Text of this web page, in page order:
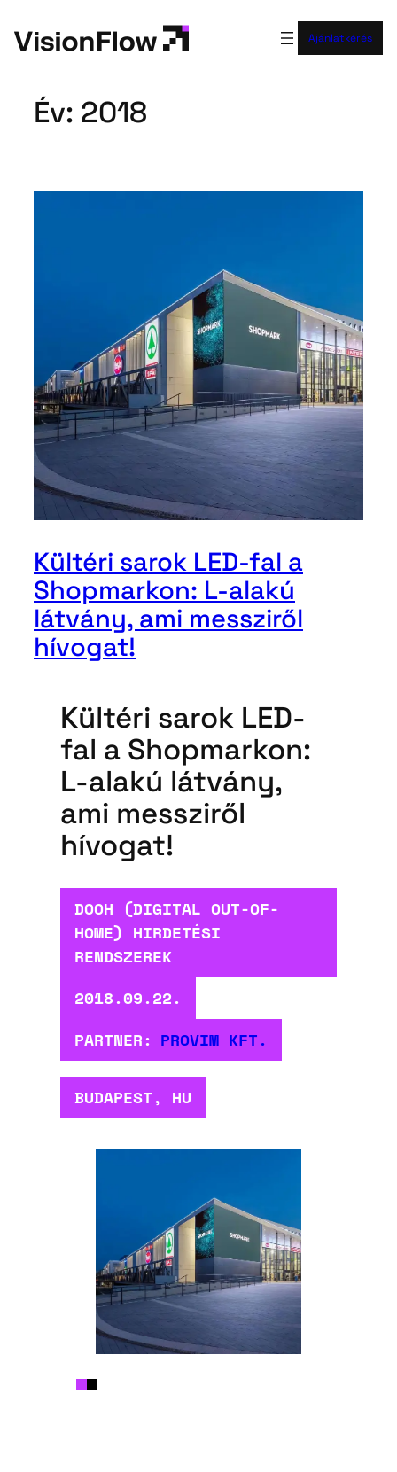
Ajánlatkérés
Év: 2018
Kültéri sarok LED-fal a
Shopmarkon: L-alakú
látvány, ami messziről
hívogat!
Kültéri sarok LED-
fal a Shopmarkon:
L-alakú látvány,
ami messziről
hívogat!
DOOH (DIGITAL OUT-OF-
HOME) HIRDETÉSI
RENDSZEREK
2018.09.22.
PARTNER: PROVIM KFT.
BUDAPEST, HU